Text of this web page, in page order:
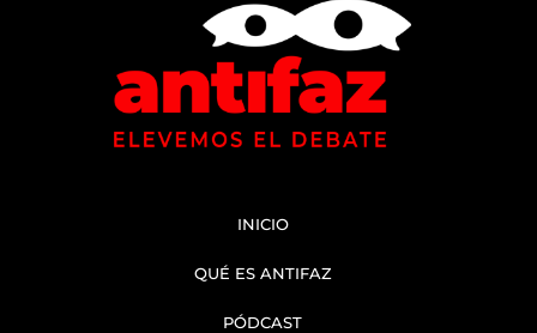
INICIO
QUÉ ES ANTIFAZ
PÓDCAST